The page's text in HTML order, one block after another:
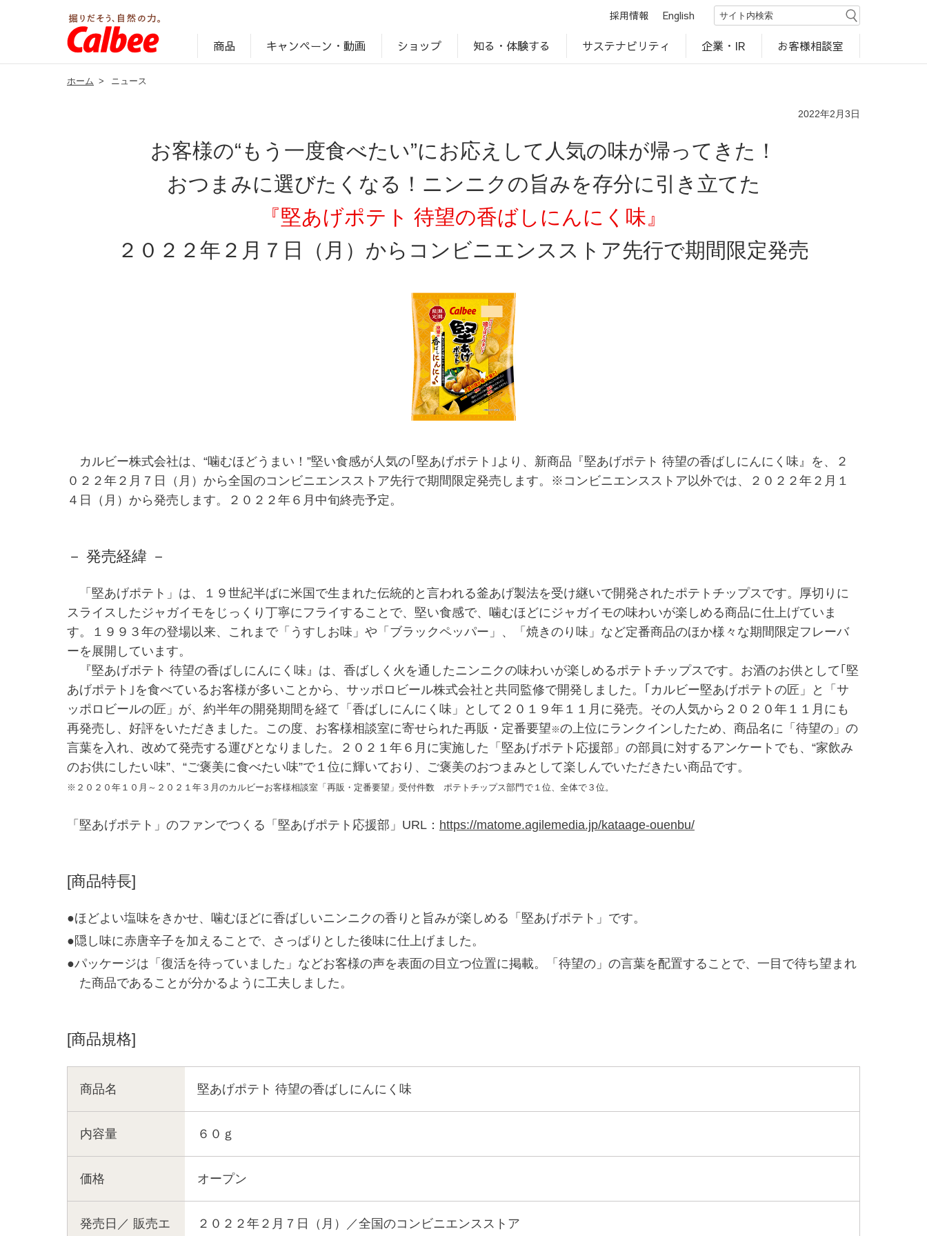
採用情報 English
商品 キャンペーン・動画 ショップ 知る・体験する サステナビリティ 企業・IR お客様相談室
ホーム > ニュース
2022年2月3日
お客様の“もう一度食べたい”にお応えして人気の味が帰ってきた！
おつまみに選びたくなる！ニンニクの旨みを存分に引き立てた
『堅あげポテト 待望の香ばしにんにく味』
２０２２年２月７日（月）からコンビニエンスストア先行で期間限定発売
カルビー株式会社は、“噛むほどうまい！”堅い食感が人気の｢堅あげポテト｣より、新商品『堅あげポテト 待望の香ばしにんにく味』を、２
０２２年２月７日（月）から全国のコンビニエンスストア先行で期間限定発売します。※コンビニエンスストア以外では、２０２２年２月１
４日（月）から発売します。２０２２年６月中旬終売予定。
－ 発売経緯 －
「堅あげポテト」は、１９世紀半ばに米国で生まれた伝統的と言われる釜あげ製法を受け継いで開発されたポテトチップスです。厚切りに
スライスしたジャガイモをじっくり丁寧にフライすることで、堅い食感で、噛むほどにジャガイモの味わいが楽しめる商品に仕上げていま
す。１９９３年の登場以来、これまで「うすしお味」や「ブラックペッパー」、「焼きのり味」など定番商品のほか様々な期間限定フレーバ
ーを展開しています。
『堅あげポテト 待望の香ばしにんにく味』は、香ばしく火を通したニンニクの味わいが楽しめるポテトチップスです。お酒のお供として｢堅
あげポテト｣を食べているお客様が多いことから、サッポロビール株式会社と共同監修で開発しました。｢カルビー堅あげポテトの匠」と「サ
ッポロビールの匠」が、約半年の開発期間を経て「香ばしにんにく味」として２０１９年１１月に発売。その人気から２０２０年１１月にも
再発売し、好評をいただきました。この度、お客様相談室に寄せられた再販・定番要望 ※の上位にランクインしたため、商品名に「待望の」の
言葉を入れ、改めて発売する運びとなりました。２０２１年６月に実施した「堅あげポテト応援部」の部員に対するアンケートでも、“家飲み
のお供にしたい味”、“ご褒美に食べたい味”で１位に輝いており、ご褒美のおつまみとして楽しんでいただきたい商品です。
※２０２０年１０月～２０２１年３月のカルビーお客様相談室「再販・定番要望」受付件数 ポテトチップス部門で１位、全体で３位。
「堅あげポテト」のファンでつくる「堅あげポテト応援部」URL： https://matome.agilemedia.jp/kataage-ouenbu/
[商品特長]
●ほどよい塩味をきかせ、噛むほどに香ばしいニンニクの香りと旨みが楽しめる「堅あげポテト」です。
●隠し味に赤唐辛子を加えることで、さっぱりとした後味に仕上げました。
●パッケージは「復活を待っていました」などお客様の声を表面の目立つ位置に掲載。「待望の」の言葉を配置することで、一目で待ち望まれ
た商品であることが分かるように工夫しました。
[商品規格]
商品名 堅あげポテト 待望の香ばしにんにく味
内容量 ６０ｇ
価格 オープン
発売日／ 販売エ
２０２２年２月７日（月）／全国のコンビニエンスストア